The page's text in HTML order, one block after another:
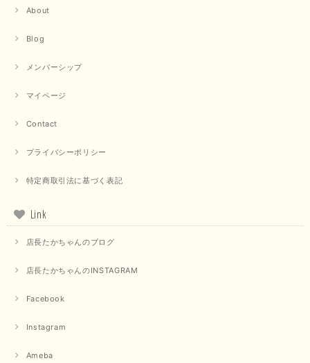
About
Blog
メンバーシップ
マイページ
Contact
プライバシーポリシー
特定商取引法に基づく表記
Link
店長たかちゃんのブログ
店長たかちゃんのINSTAGRAM
Facebook
Instagram
Ameba